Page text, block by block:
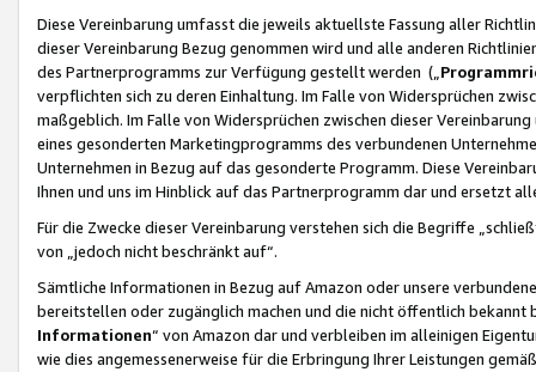
Diese Vereinbarung umfasst die jeweils aktuellste Fassung aller
dieser Vereinbarung Bezug genommen wird und alle anderen
des Partnerprogramms zur Verfügung gestellt werden („
verpflichten sich zu deren Einhaltung. Im Falle von Widersprüchen
maßgeblich. Im Falle von Widersprüchen zwischen dieser
eines gesonderten Marketingprogramms des verbundenen
Unternehmen in Bezug auf das gesonderte Programm. Diese
Ihnen und uns im Hinblick auf das Partnerprogramm dar und ersetzt
Für die Zwecke dieser Vereinbarung verstehen sich die Begriffe
von „jedoch nicht beschränkt auf“.
Sämtliche Informationen in Bezug auf Amazon oder unsere
bereitstellen oder zugänglich machen und die nicht öffentlich
Informationen“ von Amazon dar und verbleiben im alleinigen
wie dies angemessenerweise für die Erbringung Ihrer Leistungen